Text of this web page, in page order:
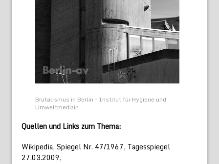
Brutalismus in Berlin – Institut für Hygiene und
Umweltmedizin
Quellen und Links zum Thema:
Wikipedia, Spiegel Nr. 47/1967, Tagesspiegel
27.03.2009,